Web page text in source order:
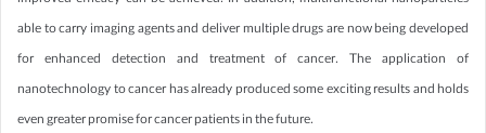
able to carry imaging agents and deliver multiple drugs are now being developed
for enhanced detection and treatment of cancer. The application of
nanotechnology to cancer has already produced some exciting results and holds
even greater promise for cancer patients in the future.